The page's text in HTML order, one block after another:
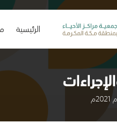
الرئيسية
(current)